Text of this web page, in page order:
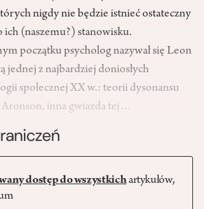
nigdy nie będzie istnieć ostateczny
(naszemu?) stanowisku.
początku psycholog nazywał się Leon
jednej z najbardziej doniosłych
społecznej XX w.: teorii dysonansu
inna gwiazda tej…
dostęp do wszystkichartykułów,